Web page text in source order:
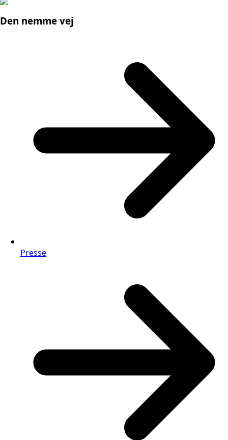
Den nemme vej
Presse